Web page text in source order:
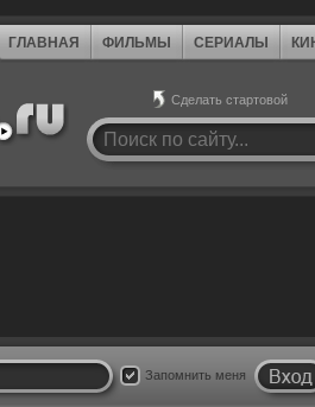
ГЛАВНАЯ ФИЛЬМЫ СЕРИАЛЫ
Сделать стартовой
Запомнить меня